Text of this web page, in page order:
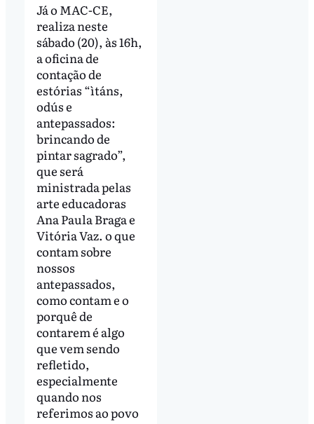
Já o MAC-CE,
realiza neste
sábado (20), às 16h,
a oficina de
contação de
estórias “ìtáns,
odús e
antepassados:
brincando de
pintar sagrado”,
que será
ministrada pelas
arte educadoras
Ana Paula Braga e
Vitória Vaz. o que
contam sobre
nossos
antepassados,
como contam e o
porquê de
contarem é algo
que vem sendo
refletido,
especialmente
quando nos
referimos ao povo